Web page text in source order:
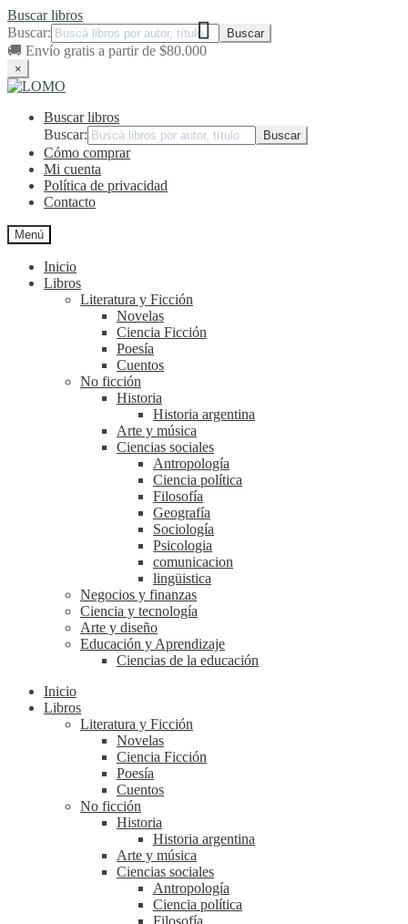
Buscar libros
Buscar:
🚚 Envío gratis a partir de $80.000
×
Ir
navegación
Ir
contenidoBuscar libros
Buscar:
Cómo comprar
Mi cuenta
Política de privacidad
Contacto
Menú
Inicio
Libros
Literatura y Ficción
Novelas
Ciencia Ficción
Poesía
Cuentos
No ficción
Historia
Historia argentina
Arte y música
Ciencias sociales
Antropología
Ciencia política
Filosofía
Geografía
Sociología
Psicologia
comunicacion
lingüistica
Negocios y finanzas
Ciencia y tecnología
Arte y diseño
Educación y Aprendizaje
Ciencias de la educación
Inicio
Libros
Literatura y Ficción
Novelas
Ciencia Ficción
Poesía
Cuentos
No ficción
Historia
Historia argentina
Arte y música
Ciencias sociales
Antropología
Ciencia política
Filosofía